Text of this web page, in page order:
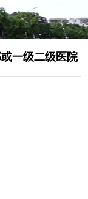
一级二级医院